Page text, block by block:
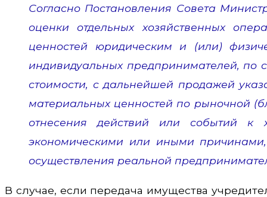
Согласно Постановления Совета
оценки отдельных хозяйственных
ценностей юридическим и (или)
индивидуальных предпринимателей, по
стоимости, с дальнейшей продажей
материальных ценностей по рыночной
отнесения действий или событий к
экономическими или иными причинами,
осуществления реальной
В случае, если передача имущества